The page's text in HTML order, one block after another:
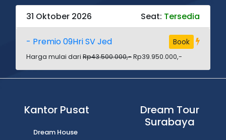
31 Oktober 2026 Seat: Tersedia
- Premio 09Hri SV Jed Book
Harga mulai dari Rp43.500.000,-Rp39.950.000,-
Kantor Pusat
Dream House
Dream Tour
Surabaya